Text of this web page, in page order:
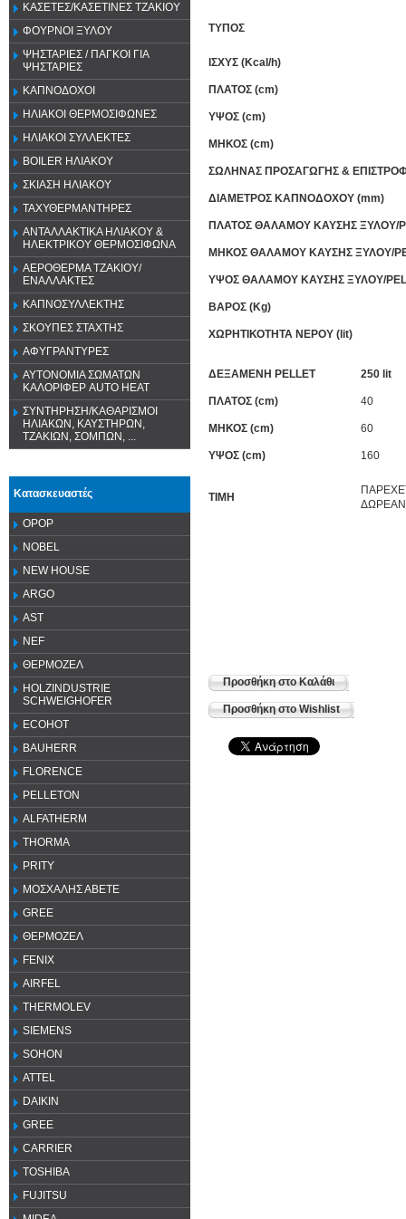
ΚΑΣΕΤΕΣ/ΚΑΣΕΤΙΝΕΣ ΤΖΑΚΙΟΥ
ΦΟΥΡΝΟΙ ΞΥΛΟΥ
ΨΗΣΤΑΡΙΕΣ / ΠΑΓΚΟΙ ΓΙΑ
ΨΗΣΤΑΡΙΕΣ
ΚΑΠΝΟΔΟΧΟΙ
ΗΛΙΑΚΟΙ ΘΕΡΜΟΣΙΦΩΝΕΣ
ΗΛΙΑΚΟΙ ΣΥΛΛΕΚΤΕΣ
BOILER ΗΛΙΑΚΟΥ
ΣΚΙΑΣΗ ΗΛΙΑΚΟΥ
ΤΑΧΥΘΕΡΜΑΝΤΗΡΕΣ
ΑΝΤΑΛΛΑΚΤΙΚΑ ΗΛΙΑΚΟΥ &
ΗΛΕΚΤΡΙΚΟΥ ΘΕΡΜΟΣΙΦΩΝΑ
ΑΕΡΟΘΕΡΜΑ ΤΖΑΚΙΟΥ/
ΕΝΑΛΛΑΚΤΕΣ
ΚΑΠΝΟΣΥΛΛΕΚΤΗΣ
ΣΚΟΥΠΕΣ ΣΤΑΧΤΗΣ
ΑΦΥΓΡΑΝΤΥΡΕΣ
ΑΥΤΟΝΟΜΙΑ ΣΩΜΑΤΩΝ
ΚΑΛΟΡΙΦΕΡ AUTO HEAT
ΣΥΝΤΗΡΗΣΗ/ΚΑΘΑΡΙΣΜΟΙ
ΗΛΙΑΚΩΝ, ΚΑΥΣΤΗΡΩΝ,
ΤΖΑΚΙΩΝ, ΣΟΜΠΩΝ, ...
Κατασκευαστές
OPOP
NOBEL
NEW HOUSE
ARGO
AST
NEF
ΘΕΡΜΟΖΕΛ
HOLZINDUSTRIE
SCHWEIGHOFER
ECOHOT
BAUHERR
FLORENCE
PELLETON
ALFATHERM
THORMA
PRITY
ΜΟΣΧΑΛΗΣ ΑΒΕΤΕ
GREE
ΘΕΡΜΟΖΕΛ
FENIX
AIRFEL
THERMOLEV
SIEMENS
SOHON
ATTEL
DAIKIN
GREE
CARRIER
TOSHIBA
FUJITSU
ΤΥΠΟΣ
ΙΣΧΥΣ (Kcal/h)
ΠΛΑΤΟΣ (cm)
ΥΨΟΣ (cm)
ΜΗΚΟΣ (cm)
ΣΩΛΗΝΑΣ ΠΡΟΣΑΓΩΓΗΣ &
ΔΙΑΜΕΤΡΟΣ ΚΑΠΝΟΔΟΧΟΥ (mm)
ΠΛΑΤΟΣ ΘΑΛΑΜΟΥ ΚΑΥΣΗΣ ΞΥΛΟΥ/
ΜΗΚΟΣ ΘΑΛΑΜΟΥ ΚΑΥΣΗΣ ΞΥΛΟΥ/
ΥΨΟΣ ΘΑΛΑΜΟΥ ΚΑΥΣΗΣ ΞΥΛΟΥ/
ΒΑΡΟΣ (Kg)
ΧΩΡΗΤΙΚΟΤΗΤΑ ΝΕΡΟΥ (lit)
ΔΕΞΑΜΕΝΗ PELLET 250 lit
ΠΛΑΤΟΣ (cm) 40
ΜΗΚΟΣ (cm) 60
ΥΨΟΣ (cm) 160
TIMH
ΔΩΡΕΑΝ
Προσθήκη στο Καλάθι
Προσθήκη στο Wishlist